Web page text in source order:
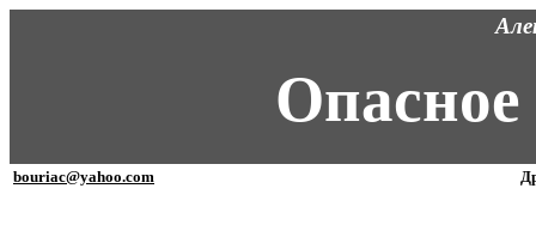
bouriac@yahoo.com